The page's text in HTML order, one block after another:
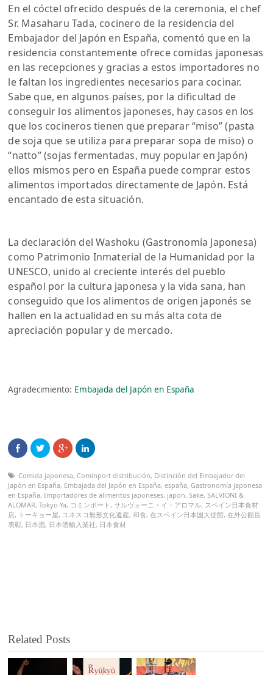
En el cóctel ofrecido después de la ceremonia, el chef
Sr. Masaharu Tada, cocinero de la residencia del
Embajador del Japón en España, comentó que en la
residencia constantemente ofrece comidas japonesas
en las recepciones y gracias a estos importadores no
le faltan los ingredientes necesarios para cocinar.
Sabe que, en algunos países, por la dificultad de
conseguir los alimentos japoneses, hay casos en los
que los cocineros tienen que preparar “miso” (pasta
de soja que se utiliza para preparar sopa de miso) o
“natto” (sojas fermentadas, muy popular en Japón)
ellos mismos pero en España puede comprar estos
alimentos importados directamente de Japón. Está
encantado de esta situación.
La declaración del Washoku (Gastronomía Japonesa)
como Patrimonio Inmaterial de la Humanidad por la
UNESCO, unido al creciente interés del pueblo
español por la cultura japonesa y la vida sana, han
conseguido que los alimentos de origen japonés se
hallen en la actualidad en su más alta cota de
apreciación popular y de mercado.
Agradecimiento: Embajada del Japón en España
Comida japonesa,Cominport distribución, Distinción del Embajador del
Japón en España, Embajada del Japón en España,españa,Gastronomía japonesa
en España,Importadores de alimentos japoneses, japon,Sake,SALVIONI &
ALOMAR,Tokyo-Ya, コミンポート , サルヴォーニ・イ・アロマル, スペイン日本食材
店, トーキョー屋, ユネスコ無形文化遺産,和食,在スペイン日本国大使館,在外公館長
表彰, 日本酒, 日本酒輸入業社, 日本食材
Related Posts